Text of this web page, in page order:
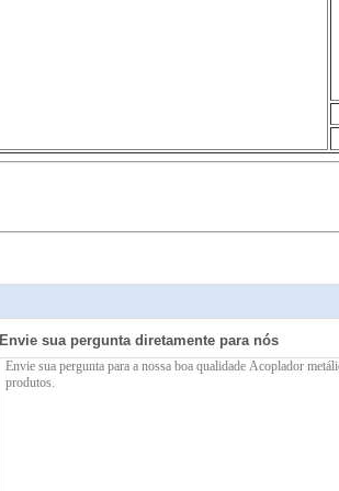
Envie sua pergunta diretamente para nós